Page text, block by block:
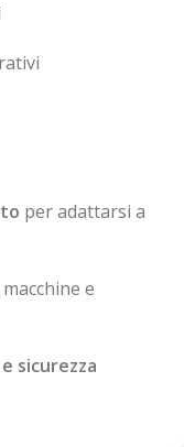
per adattarsi a
e
sicurezza